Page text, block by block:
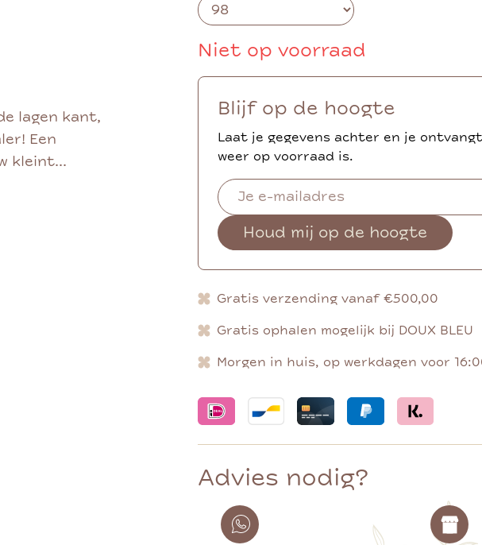
lagen kant,
Een
kleint...
Niet op voorraad
Blijf op de hoogte
Laat je gegevens achter en je
weer op voorraad is.
Houd mij op de hoogte
Gratis verzending vanaf €500,00
Gratis ophalen mogelijk bij DOUX BLEU
Morgen in huis, op werkdagen voor
Advies nodig?